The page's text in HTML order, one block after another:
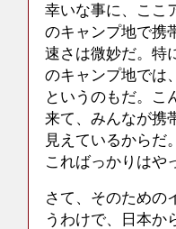
幸いな事に、ここ
のキャンプ地で携
速さは微妙だ。特
のキャンプ地では
というのもだ。こ
来て、みんなが携
見えているからだ。
こればっかりはや
さて、そのための
うわけで、日本か